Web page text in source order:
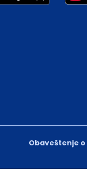
Obaveštenje